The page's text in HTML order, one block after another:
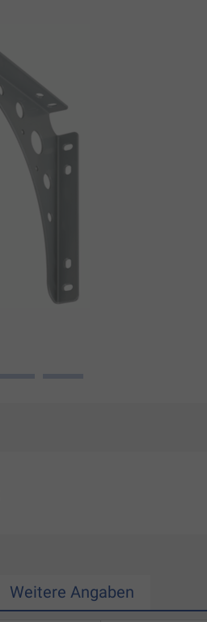
Weitere Angaben